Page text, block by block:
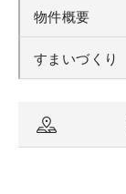
物件概要
すまいづくり